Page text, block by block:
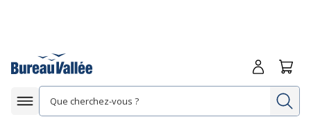
Afficher la navigation
Me